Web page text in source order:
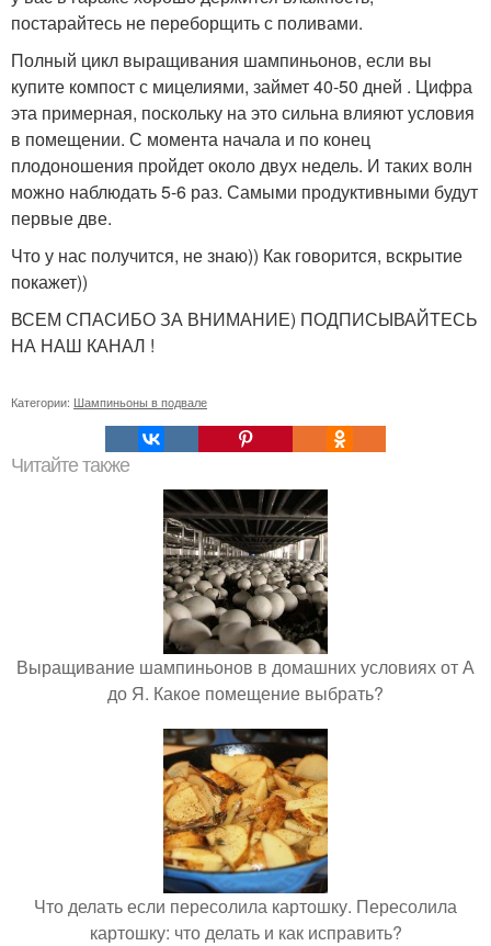
постарайтесь не переборщить с поливами.
Полный цикл выращивания шампиньонов, если вы
купите компост с мицелиями, займет 40-50 дней . Цифра
эта примерная, поскольку на это сильна влияют условия
в помещении. С момента начала и по конец
плодоношения пройдет около двух недель. И таких волн
можно наблюдать 5-6 раз. Самыми продуктивными будут
первые две.
Что у нас получится, не знаю)) Как говорится, вскрытие
покажет))
ВСЕМ СПАСИБО ЗА ВНИМАНИЕ) ПОДПИСЫВАЙТЕСЬ
НА НАШ КАНАЛ !
Категории: Шампиньоны в подвале
Читайте также
Выращивание шампиньонов в домашних условиях от А
до Я. Какое помещение выбрать?
Что делать если пересолила картошку. Пересолила
картошку: что делать и как исправить?